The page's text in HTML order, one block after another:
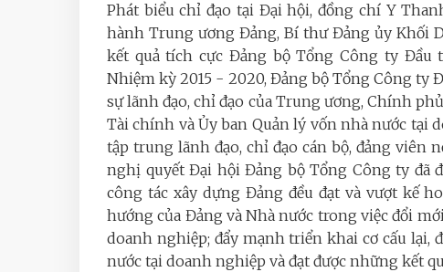
Phát biểu chỉ đạo tại Đại hội, đồng chí Y
hành Trung ương Đảng, Bí thư Đảng ủy Khối
kết quả tích cực Đảng bộ Tổng Công ty Đầu
Nhiệm kỳ 2015 - 2020, Đảng bộ Tổng Công ty
sự lãnh đạo, chỉ đạo của Trung ương, Chính
Tài chính và Ủy ban Quản lý vốn nhà nước tại
tập trung lãnh đạo, chỉ đạo cán bộ, đảng viên
nghị quyết Đại hội Đảng bộ Tổng Công ty đã
công tác xây dựng Đảng đều đạt và vượt kế
hướng của Đảng và Nhà nước trong việc đổi
doanh nghiệp; đẩy mạnh triển khai cơ cấu lại,
nước tại doanh nghiệp và đạt được những kết